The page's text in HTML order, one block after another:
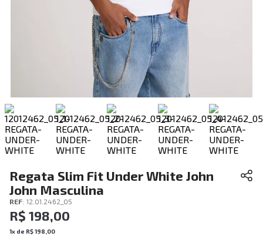
Regata Slim Fit Under White John
John Masculina
REF: 12.01.2462_05
R$ 198,00
1x de R$198 00